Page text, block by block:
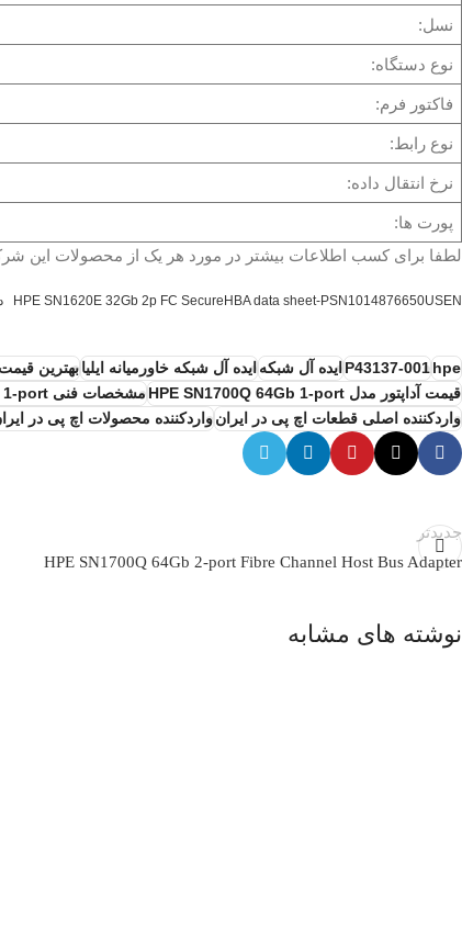
نسل:
نوع دستگاه:
فاکتور فرم:
نوع رابط:
نرخ انتقال داده:
پورت ها:
لطفا برای کسب اطلاعات بیشتر در مورد هر یک از محصولات این
HPE SN1620E 32Gb 2p FC SecureHBA data sheet-PSN1014876650USEN
hpe
P43137-001 ایده آل شبکه ایده آل شبکه خاورمیانه ایلیابهترین
قیمت آداپتور مدل HPE SN1700Q 64Gb 1-port
مشخصات فنی HPE SN1700Q 64Gb 1-port
واردکننده اصلی قطعات اچ پی در ایران واردکننده محصولات اچ پی در
جدیدتر
HPE SN1700Q 64Gb 2-port Fibre Channel Host Bus Adapter
نوشته های مشابه